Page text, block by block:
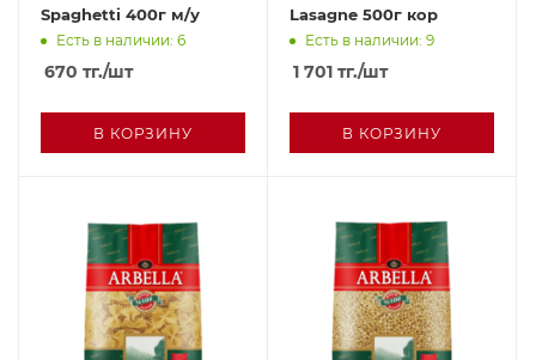
Spaghetti 400г м/у
Есть в наличии: 6
670 тг./шт
В КОРЗИНУ
Lasagne 500г кор
Есть в наличии: 9
1 701 тг./шт
В КОРЗИНУ